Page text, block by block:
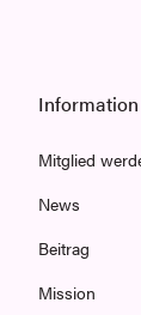
Information
Mitglied
News
Beitrag
Mission